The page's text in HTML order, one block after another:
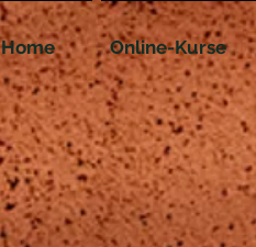
Home Online-Kurse